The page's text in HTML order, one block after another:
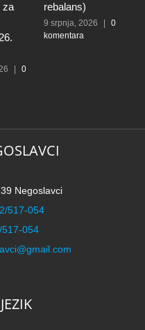
za
0
rebalans)
9 srpnja, 2026
0
komentara
Negoslavci
517-054
054